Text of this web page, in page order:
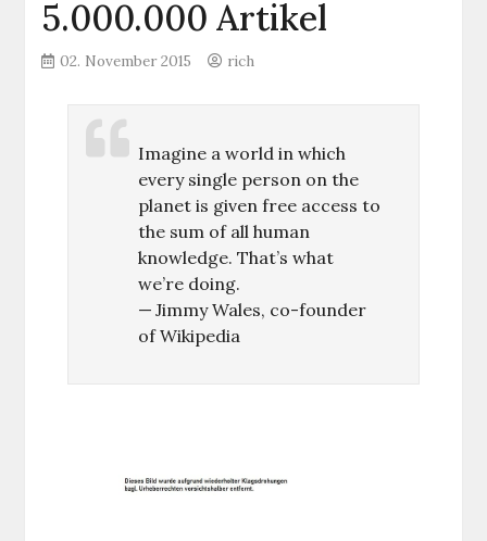
5.000.000 Artikel
02. November 2015 rich
Imagine a world in which
every single person on the
planet is given free access to
the sum of all human
knowledge. That’s what
we’re doing.
— Jimmy Wales, co-founder
of Wikipedia